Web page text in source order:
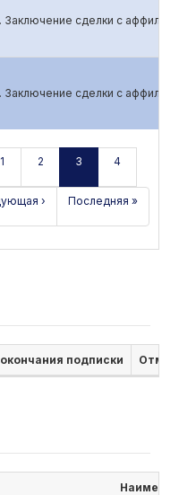
Заключение сделки с
Заключение сделки с
1 2 3 4
› Последняя »
подписки